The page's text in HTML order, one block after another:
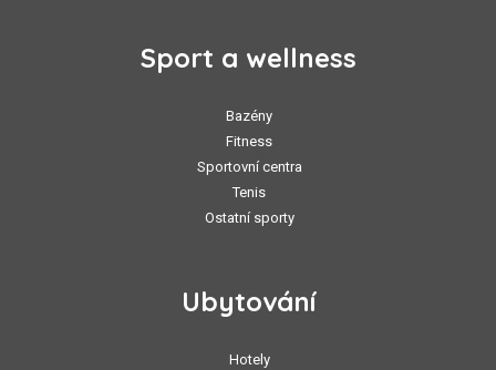
Sport a wellness
Bazény
Fitness
Sportovní centra
Tenis
Ostatní sporty
Ubytování
Hotely